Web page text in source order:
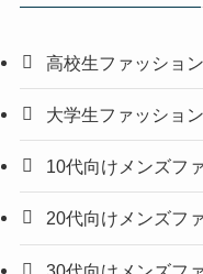
高校生ファッション
大学生ファッション
10代向けメンズフ
20代向けメンズフ